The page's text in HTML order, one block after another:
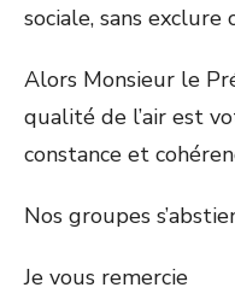
sociale, sans exclure
Alors Monsieur le
qualité de l’air est
constance et
Nos groupes
Je vous remercie